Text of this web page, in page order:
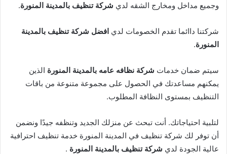
وجميع مداخل ومخارج الشقه لدي شركة تنظيف بالمدينة المنورة.
شركتنا داائما تقدم الخصومات لدي افضل شركة تنظيف بالمدينة
المنورة.
سيتم ضمان خدمات شركة نظافه عامه بالمدينة المنورة الذين
يمكنهم مساعدتك في الحصول على مجموعة متنوعة من باقات
التنظيف بمستوى النظافة المطلوب.
لتلبية احتياجاتك. أنت تبحث عن منزلك الجديد وتنظفه جيدًا ونضمن
أن توفر لك شركة تنظيف في المدينة المنورة خدمة تنظيف احترافية
عالية الجودة لدي شركة تنظيف بالمدينة المنورة .